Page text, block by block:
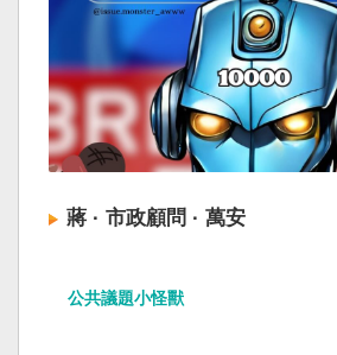
蔣 · 市政顧問 · 萬安
公共議題小怪獸